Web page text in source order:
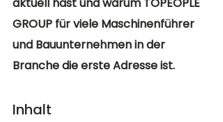
aktuell hast und warum TOPEOPLE
GROUP für viele Maschinenführer
und Bauunternehmen in der
Branche die erste Adresse ist.
Inhalt